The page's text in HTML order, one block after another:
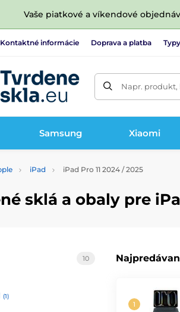
Vaše piatkové a víkendové
Kontaktné informácie Doprava a platba
Napr.
Samsung Xiaomi
iPad iPad Pro 11 2024 / 2025
sklá a obaly pre
10
(1)